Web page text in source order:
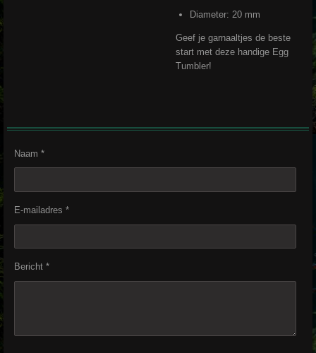
Diameter: 20 mm
Geef je garnaaltjes de beste
start met deze handige Egg
Tumbler!
Naam *
E-mailadres *
Bericht *